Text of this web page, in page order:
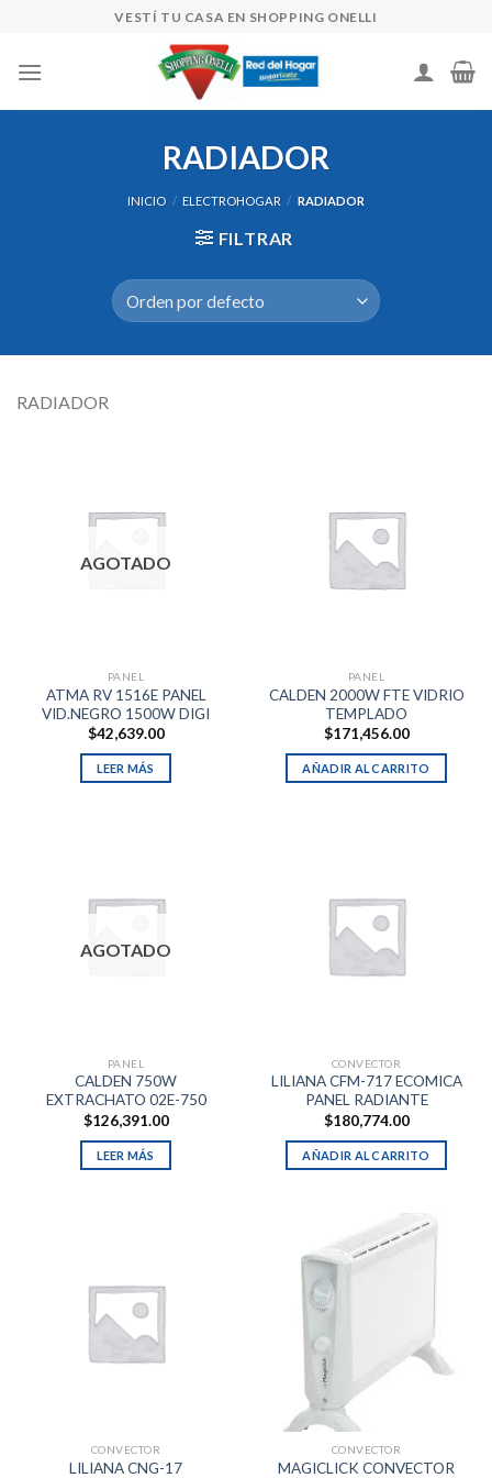
content
VESTÍ TU CASA EN SHOPPING ONELLI
RADIADOR
INICIO / ELECTROHOGAR / RADIADOR
FILTRAR
RADIADOR
AGOTADO
PANEL
ATMA RV 1516E PANEL
VID.NEGRO 1500W DIGI
$42,639.00
LEER MÁS
PANEL
CALDEN 2000W FTE VIDRIO
TEMPLADO
$171,456.00
AÑADIR AL CARRITO
AGOTADO
PANEL
CALDEN 750W
EXTRACHATO 02E-750
$126,391.00
LEER MÁS
CONVECTOR
LILIANA CFM-717 ECOMICA
PANEL RADIANTE
$180,774.00
AÑADIR AL CARRITO
CONVECTOR
LILIANA CNG-17
CONVECTOR
MAGICLICK CONVECTOR